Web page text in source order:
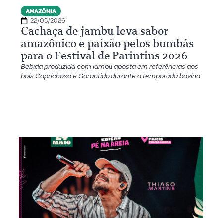
AMAZÔNIA
22/05/2026
Cachaça de jambu leva sabor
amazônico e paixão pelos bumbás
para o Festival de Parintins 2026
Bebida produzida com jambu aposta em referências aos
bois Caprichoso e Garantido durante a temporada bovina